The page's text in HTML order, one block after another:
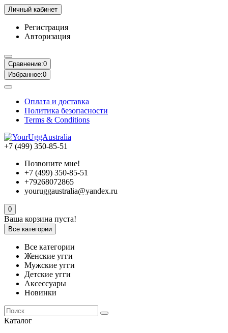
Личный кабинет
Регистрация
Авторизация
Сравнение:0
Избранное:0
Оплата и доставка
Политика безопасности
Terms & Conditions
+7 (499) 350-85-51
Позвоните мне!
+7 (499) 350-85-51
+79268072865
youruggaustralia@yandex.ru
0
Ваша корзина пуста!
Все категории
Все категории
Женские угги
Мужские угги
Детские угги
Аксессуары
Новинки
Каталог